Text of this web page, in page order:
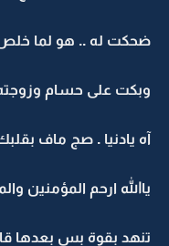
ضحكت له .. هو لما خلص
وبكت على حسام
آه يادنيا . صج ماف
ياالله ارحم المؤمنين
تنهد بقوة بس بعدها